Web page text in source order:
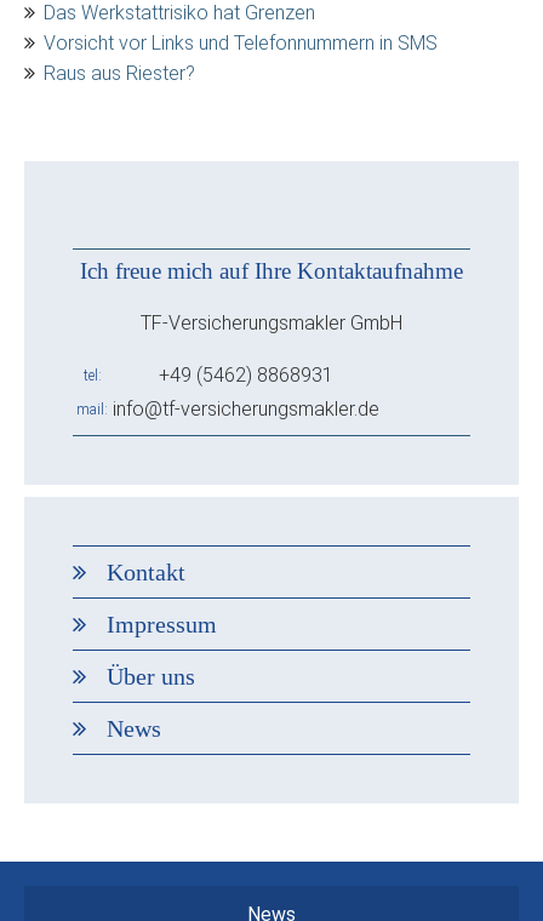
Das Werkstattrisiko hat Grenzen
Vorsicht vor Links und Telefonnummern in SMS
Raus aus Riester?
Ich freue mich auf Ihre Kontaktaufnahme
TF-Versicherungsmakler GmbH
tel +49 (5462) 8868931
mail info@tf-versicherungsmakler.de
Kontakt
Impressum
Über uns
News
News